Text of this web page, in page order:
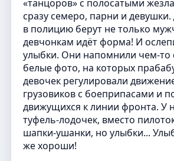
«танцоров» с полосатыми
сразу семеро, парни и
в полицию берут не только
девчонкам идёт форма! И
улыбки. Они напомнили чем-то
белые фото, на которых
девочек регулировали
грузовиков с боеприпасами и
движущихся к линии фронта. У
туфель-лодочек, вместо
шапки-ушанки, но улыбки...
же хороши!